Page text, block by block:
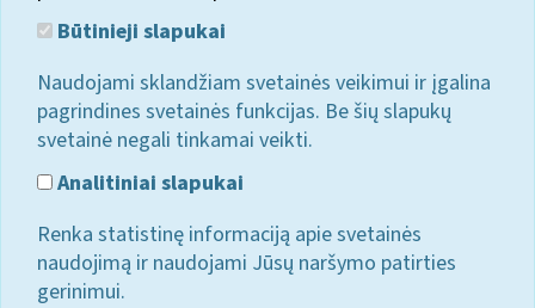
Būtinieji slapukai
Naudojami sklandžiam svetainės veikimui ir įgalina
pagrindines svetainės funkcijas. Be šių slapukų
svetainė negali tinkamai veikti.
Analitiniai slapukai
Renka statistinę informaciją apie svetainės
naudojimą ir naudojami Jūsų naršymo patirties
gerinimui.